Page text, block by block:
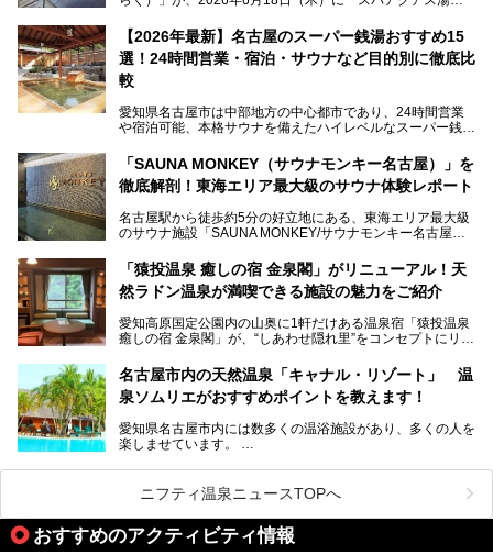
この地で30年にわたり愛され続けてきた施設だからこそ、
地元住民をはじめオープンを待ちわびている人も多いのでは
ないでしょうか。
老朽化した設備の補修を機に、2年前からじっくり構想を練
ってきたというだけあって、館内の充実度は想像以上。
以前の4倍に拡張したという露天エリアや10の浴槽、40人収
容の巨大なスタジアムサウナに、岩盤浴やリラクゼーション
までまるごと楽しめる施設に生まれ変わりました。
今回は、全面リニューアルして新しくなった「スパアクアス
【2026年最新】名古屋のスーパー銭湯おすすめ15
選！24時間営業・宿泊・サウナなど目的別に徹底比
較
愛知県名古屋市は中部地方の中心都市であり、24時間営業
や宿泊可能、本格サウナを備えたハイレベルなスーパー銭湯
そのため、「日々の仕事の疲れを心身ともにリセットした
い」「休日に時間を忘れて1日中ダラダラ過ごしたい」「コ
くある点が魅力です！
お好みの温泉施設を見つけて楽しんでくださいね。
「SAUNA MONKEY（サウナモンキー名古屋）」を
徹底解剖！東海エリア最大級のサウナ体験レポート
名古屋駅から徒歩約5分の好立地にある、東海エリア最大級
のサウナ施設「SAUNA MONKEY/サウナモンキー名古屋」
「名古屋駅周辺ってサウナが少ないよね」という声をよく耳
にするだけあり、アクセスの良さにも胸が高鳴ります。
今回は普段は男性専用となっているパブリックサウナが、女
さっそく取材してきました！
「猿投温泉 癒しの宿 金泉閣」がリニューアル！天
然ラドン温泉が満喫できる施設の魅力をご紹介
愛知高原国定公園内の山奥に1軒だけある温泉宿「猿投温泉
癒しの宿 金泉閣」が、“しあわせ隠れ里”をコンセプトにリニ
天然ラドン温泉が堪能できるお風呂や、新設・改装された客
室、地元の食材と温泉水で作られたお料理……。
ご紹介します。
名古屋市内の天然温泉「キャナル・リゾート」 温
泉ソムリエがおすすめポイントを教えます！
愛知県名古屋市内には数多くの温浴施設があり、多くの人を
楽しませています。
ムリエの目線で紹介していきます！
名古屋市内にはスーパー銭湯や日帰り温泉が多く、「どこに
行こうかな？」と悩んでしまう方も多いと思います。
ぜひこの記事を参考にして「キャナル・リゾート」に出かけ
てみるのはいかがでしょうか？
ニフティ温泉ニュースTOPへ
おすすめのアクティビティ情報